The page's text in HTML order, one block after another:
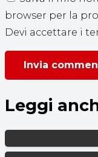
browser per la
Devi accettare i
Invia
Leggi